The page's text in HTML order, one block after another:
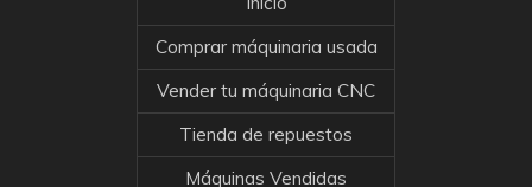
Comprar máquinaria usada
Vender tu máquinaria CNC
Tienda de repuestos
Máquinas Vendidas